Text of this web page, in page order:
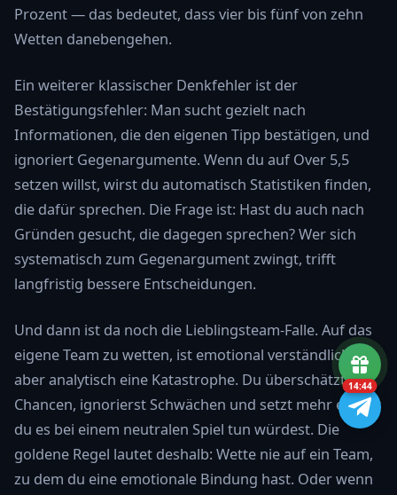
Prozent — das bedeutet, dass vier bis fünf von zehn
Wetten danebengehen.
Ein weiterer klassischer Denkfehler ist der
Bestätigungsfehler: Man sucht gezielt nach
Informationen, die den eigenen Tipp bestätigen, und
ignoriert Gegenargumente. Wenn du auf Over 5,5
setzen willst, wirst du automatisch Statistiken finden,
die dafür sprechen. Die Frage ist: Hast du auch nach
Gründen gesucht, die dagegen sprechen? Wer sich
systematisch zum Gegenargument zwingt, trifft
langfristig bessere Entscheidungen.
Und dann ist da noch die Lieblingsteam-Falle. Auf das
eigene Team zu wetten, ist emotional verständlich —
aber analytisch eine Katastrophe. Du überschätzt die
Chancen, ignorierst Schwächen und setzt mehr ein, als
du es bei einem neutralen Spiel tun würdest. Die
goldene Regel lautet deshalb: Wette nie auf ein Team,
zu dem du eine emotionale Bindung hast. Oder wenn
14:43